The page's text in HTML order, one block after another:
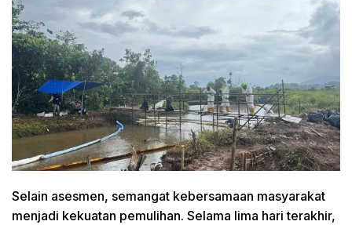
Selain asesmen, semangat kebersamaan masyarakat
menjadi kekuatan pemulihan. Selama lima hari terakhir,